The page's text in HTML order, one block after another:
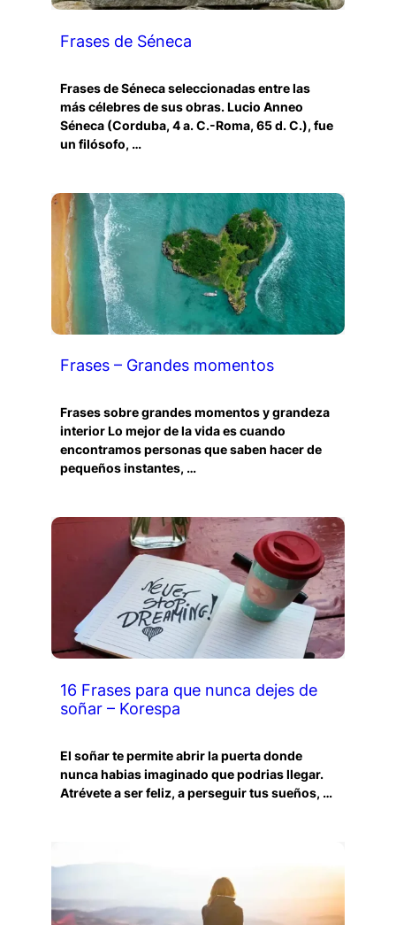
Frases de Séneca
Frases de Séneca seleccionadas entre las
más célebres de sus obras. Lucio Anneo
Séneca (Corduba, 4 a. C.-Roma, 65 d. C.), fue
un filósofo, …
Frases – Grandes momentos
Frases sobre grandes momentos y grandeza
interior Lo mejor de la vida es cuando
encontramos personas que saben hacer de
pequeños instantes, …
16 Frases para que nunca dejes de
soñar – Korespa
El soñar te permite abrir la puerta donde
nunca habias imaginado que podrias llegar.
Atrévete a ser feliz, a perseguir tus sueños, …